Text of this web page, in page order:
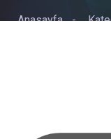
Anasayfa -